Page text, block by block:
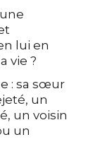
lui en
vie ?
: sa sœur
un
un voisin
un